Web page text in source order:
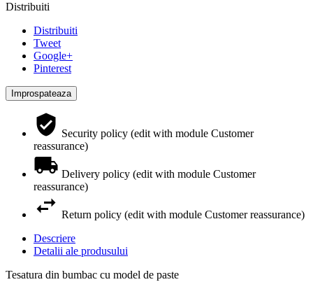
Distribuiti
Distribuiti
Tweet
Google+
Pinterest
Security policy (edit with module Customer
reassurance)
Delivery policy (edit with module Customer
reassurance)
Return policy (edit with module Customer reassurance)
Descriere
Detalii ale produsului
Tesatura din bumbac cu model de paste